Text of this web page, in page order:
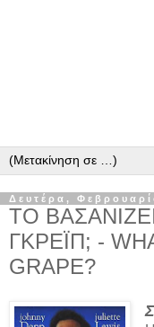
Δευτέρα,
ΤΟ
ΓΚΡΕΪΠ; -
GRAPE?